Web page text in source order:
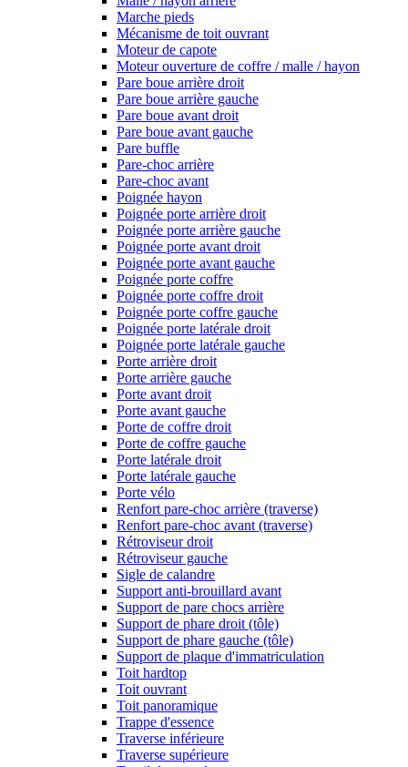
Marche pieds
Mécanisme de toit ouvrant
Moteur de capote
Moteur ouverture de coffre / malle / hayon
Pare boue arrière droit
Pare boue arrière gauche
Pare boue avant droit
Pare boue avant gauche
Pare buffle
Pare-choc arrière
Pare-choc avant
Poignée hayon
Poignée porte arrière droit
Poignée porte arrière gauche
Poignée porte avant droit
Poignée porte avant gauche
Poignée porte coffre
Poignée porte coffre droit
Poignée porte coffre gauche
Poignée porte latérale droit
Poignée porte latérale gauche
Porte arrière droit
Porte arrière gauche
Porte avant droit
Porte avant gauche
Porte de coffre droit
Porte de coffre gauche
Porte latérale droit
Porte latérale gauche
Porte vélo
Renfort pare-choc arrière (traverse)
Renfort pare-choc avant (traverse)
Rétroviseur droit
Rétroviseur gauche
Sigle de calandre
Support anti-brouillard avant
Support de pare chocs arrière
Support de phare droit (tôle)
Support de phare gauche (tôle)
Support de plaque d'immatriculation
Toit hardtop
Toit ouvrant
Toit panoramique
Trappe d'essence
Traverse inférieure
Traverse supérieure